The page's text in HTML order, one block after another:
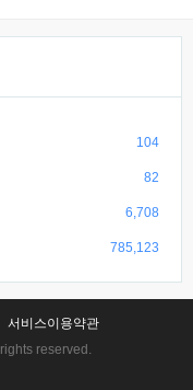
104
82
6,708
785,123
서비스이용약관
reserved.